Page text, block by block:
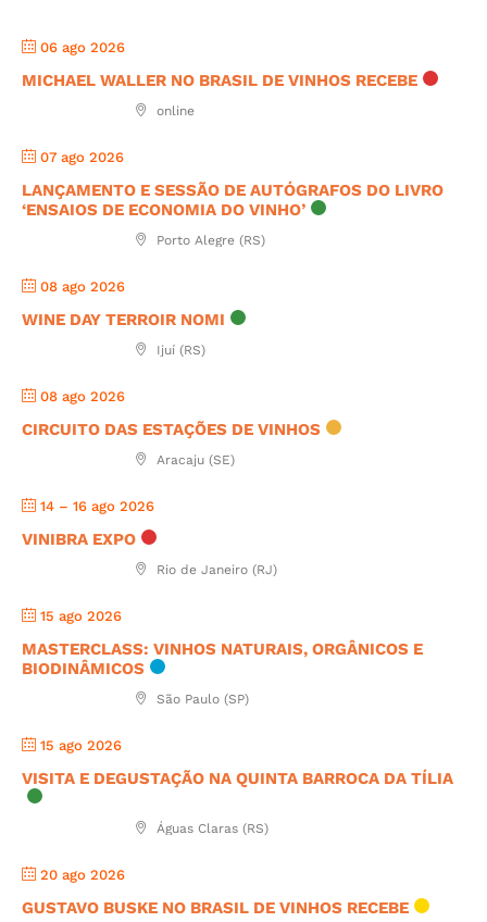
06 ago 2026
MICHAEL WALLER NO BRASIL DE VINHOS RECEBE
online
07 ago 2026
LANÇAMENTO E SESSÃO DE AUTÓGRAFOS DO LIVRO
‘ENSAIOS DE ECONOMIA DO VINHO’
Porto Alegre (RS)
08 ago 2026
WINE DAY TERROIR NOMI
Ijuí (RS)
08 ago 2026
CIRCUITO DAS ESTAÇÕES DE VINHOS
Aracaju (SE)
14 – 16 ago 2026
VINIBRA EXPO
Rio de Janeiro (RJ)
15 ago 2026
MASTERCLASS: VINHOS NATURAIS, ORGÂNICOS E
BIODINÂMICOS
São Paulo (SP)
15 ago 2026
VISITA E DEGUSTAÇÃO NA QUINTA BARROCA DA TÍLIA
Águas Claras (RS)
20 ago 2026
GUSTAVO BUSKE NO BRASIL DE VINHOS RECEBE